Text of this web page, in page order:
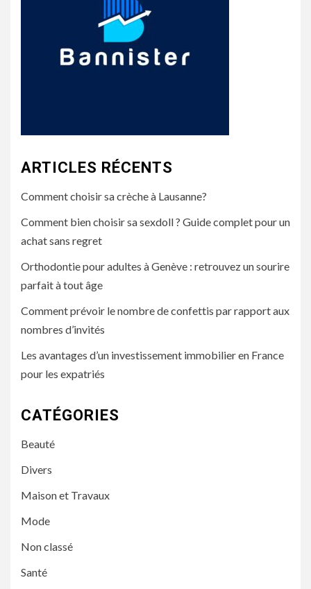
ARTICLES RÉCENTS
Comment choisir sa crèche à Lausanne?
Comment bien choisir sa sexdoll ? Guide complet pour un
achat sans regret
Orthodontie pour adultes à Genève : retrouvez un sourire
parfait à tout âge
Comment prévoir le nombre de confettis par rapport aux
nombres d’invités
Les avantages d’un investissement immobilier en France
pour les expatriés
CATÉGORIES
Beauté
Divers
Maison et Travaux
Mode
Non classé
Santé